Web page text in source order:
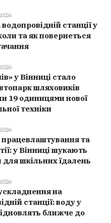
станції у
та як повернеться
у Вінниці стало
шляховиків
19 одиницями нової
техніки
працевлаштування та
у Вінниці шукають
для шкільних їдалень
на
станції: воду у
ближче до